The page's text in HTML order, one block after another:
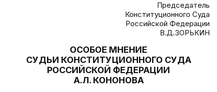
Председатель
Конституционного Суда
Российской Федерации
В.Д.ЗОРЬКИН
ОСОБОЕ МНЕНИЕ
СУДЬИ КОНСТИТУЦИОННОГО СУДА
РОССИЙСКОЙ ФЕДЕРАЦИИ
А.Л. КОНОНОВА